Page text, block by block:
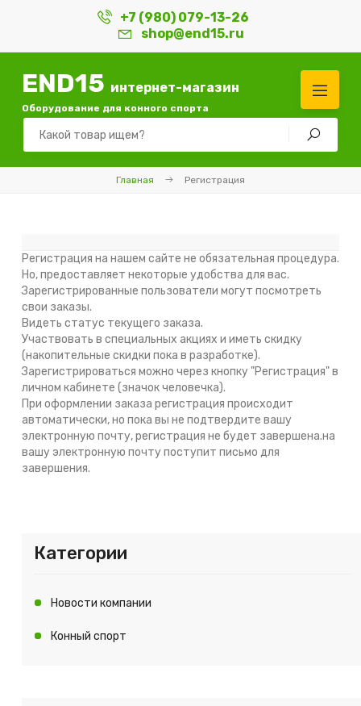
+7 (980) 079-13-26
shop@end15.ru
END15 интернет-магазин
Оборудование для конного спорта
Главная Регистрация
Регистрация на нашем сайте не обязательная процедура.
Но, предоставляет некоторые удобства для вас.
Зарегистрированные пользователи могут посмотреть
свои заказы.
Видеть статус текущего заказа.
Участвовать в специальных акциях и иметь скидку
(накопительные скидки пока в разработке).
Зарегистрироваться можно через кнопку "Регистрация" в
личном кабинете (значок человечка).
При оформлении заказа регистрация происходит
автоматически, но пока вы не подтвердите вашу
электронную почту, регистрация не будет завершена.на
вашу электронную почту поступит письмо для
завершения.
Категории
Новости компании
Конный спорт